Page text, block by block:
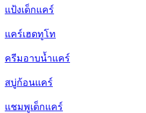
แป้งเด็กแคร์
แคร์เฮดทูโท
ครีมอาบน้ำแคร์
สบู่ก้อนแคร์
แชมพูเด็กแคร์